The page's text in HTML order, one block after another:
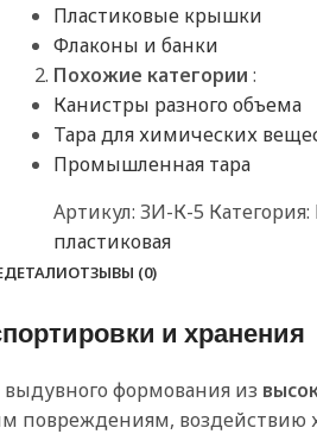
Пластиковые крышки
Флаконы и банки
Похожие категории :
Канистры разного объема
Тара для химических
Промышленная тара
Артикул: ЗИ-К-5 Категория:
пластиковая
ДЕТАЛИОТЗЫВЫ (0)
и хранения
формования из
повреждениям,